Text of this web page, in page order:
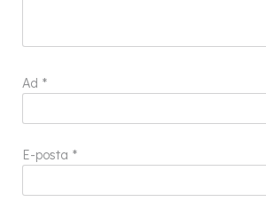
Ad *
E-posta *